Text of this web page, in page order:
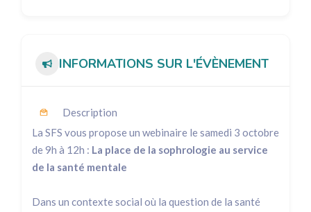
INFORMATIONS SUR L'ÉVÈNEMENT
Description
La SFS vous propose un webinaire le samedi 3 octobre
de 9h à 12h : La place de la sophrologie au service
de la santé mentale
Dans un contexte social où la question de la santé